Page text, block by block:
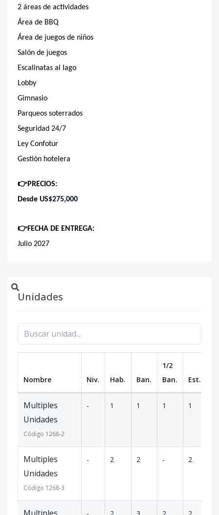
2 áreas de actividades
Área de BBQ
Área de juegos de niños
Salón de juegos
Escalinatas al lago
Lobby
Gimnasio
Parqueos soterrados
Seguridad 24/7
Ley Confotur
Gestión hotelera
👉PRECIOS:
Desde US$275,000
👉FECHA DE ENTREGA:
Julio 2027
Unidades
Nombre Niv. Hab. Ban.
1/2
Ban.
Est.
Multiples
Unidades
Código 1268-2
- 1 1 1 1
Multiples
Unidades
Código 1268-3
- 2 2 - 2